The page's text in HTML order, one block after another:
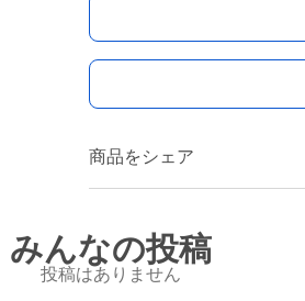
商品をシェア
みんなの投稿
投稿はありません